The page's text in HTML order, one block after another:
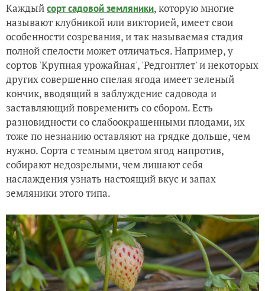
Каждыйсорт садовой земляники, которую многие
называют клубникой или викторией, имеет свои
особенности созревания, и так называемая стадия
полной спелости может отличаться. Например, у
сортов 'Крупная урожайная', 'Редгонтлет' и некоторых
других совершенно спелая ягода имеет зеленый
кончик, вводящий в заблуждение садовода и
заставляющий повременить со сбором. Есть
разновидности со слабоокрашенными плодами, их
тоже по незнанию оставляют на грядке дольше, чем
нужно. Сорта с темным цветом ягод напротив,
собирают недозрелыми, чем лишают себя
наслаждения узнать настоящий вкус и запах
земляники этого типа.